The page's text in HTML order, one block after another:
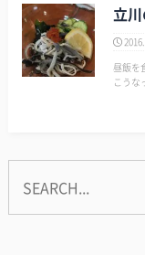
立
昼飯を
こうな